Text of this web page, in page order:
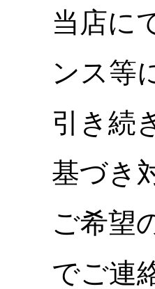
当店に
ンス等
引き続
基づき
ご希望
でご連